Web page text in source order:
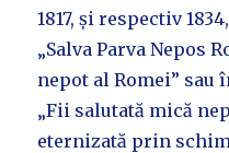
1817, și respectiv
„Salva Parva Nepos
nepot al Romei”
„Fii salutată mică
eternizată prin